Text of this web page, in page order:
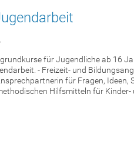
für Jugendliche ab 16
- Freizeit- und
für Fragen,
Hilfsmitteln für